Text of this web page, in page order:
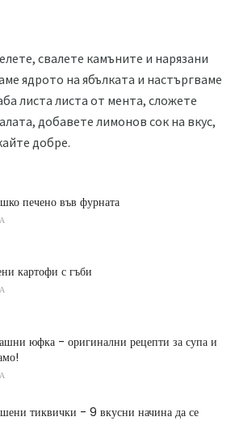
свалете камъните и нарязани
ядрото на ябълката и настъргваме
листа листа от мента, сложете
добавете лимонов сок на вкус,
добре.
печено във фурната
картофи с гъби
юфка - оригинални рецепти за супа и
тиквички - 9 вкусни начина да се